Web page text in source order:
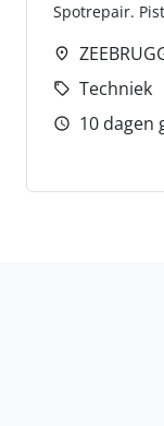
Spotrepair.
Techniek
10 dagen